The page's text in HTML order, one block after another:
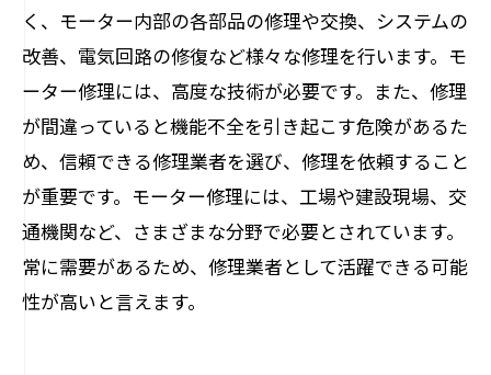
く、モーター内部の各部品の修理や交換、システムの
改善、電気回路の修復など様々な修理を行います。モ
ーター修理には、高度な技術が必要です。また、修理
が間違っていると機能不全を引き起こす危険があるた
め、信頼できる修理業者を選び、修理を依頼すること
が重要です。モーター修理には、工場や建設現場、交
通機関など、さまざまな分野で必要とされています。
常に需要があるため、修理業者として活躍できる可能
性が高いと言えます。